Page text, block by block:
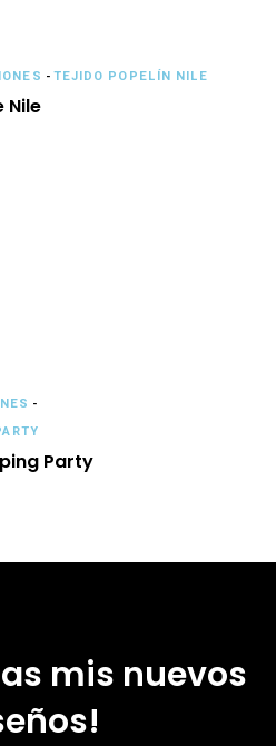
-TEJIDO POPELÍN NILE
Nile
-
Party
mis nuevos